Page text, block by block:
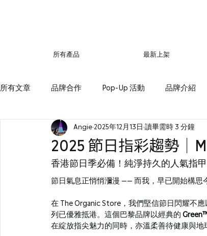
所有產品 最新上架
所有文章 品牌合作 Pop-Up 活動 品牌介紹
2025 節日指彩趨勢｜
Angie 2025年12月13日 讀畢需時 3 分鐘
香港節日季必備！純淨持久的人氣指
節日氣息正悄悄瀰漫 —— 而我，早已開始構思
在 The Organic Store，我們堅信節日閃耀不
列已優雅抵港。這個巴黎品牌以經典的
在綻放指尖魅力的同時，亦溫柔善待健康與地